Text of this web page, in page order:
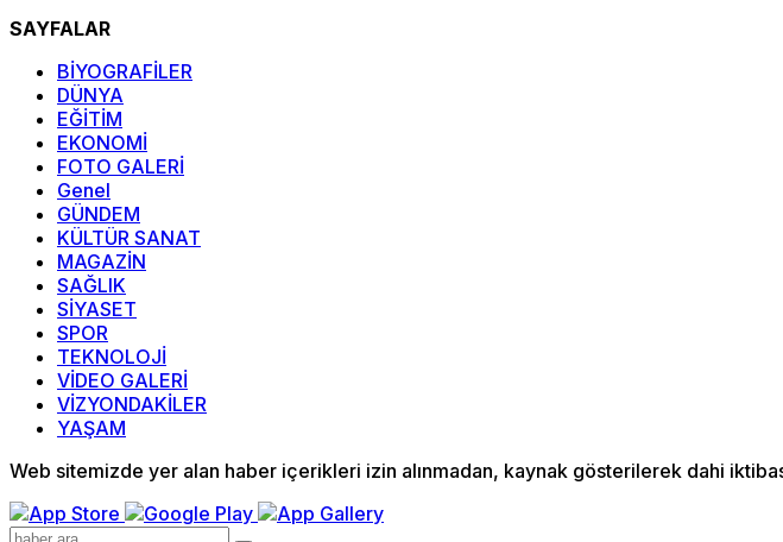
SAYFALAR
BİYOGRAFİLER
DÜNYA
EĞİTİM
EKONOMİ
FOTO GALERİ
Genel
GÜNDEM
KÜLTÜR SANAT
MAGAZİN
SAĞLIK
SİYASET
SPOR
TEKNOLOJİ
VİDEO GALERİ
VİZYONDAKİLER
YAŞAM
Web sitemizde yer alan haber içerikleri izin alınmadan, kaynak gösterilerek dahi